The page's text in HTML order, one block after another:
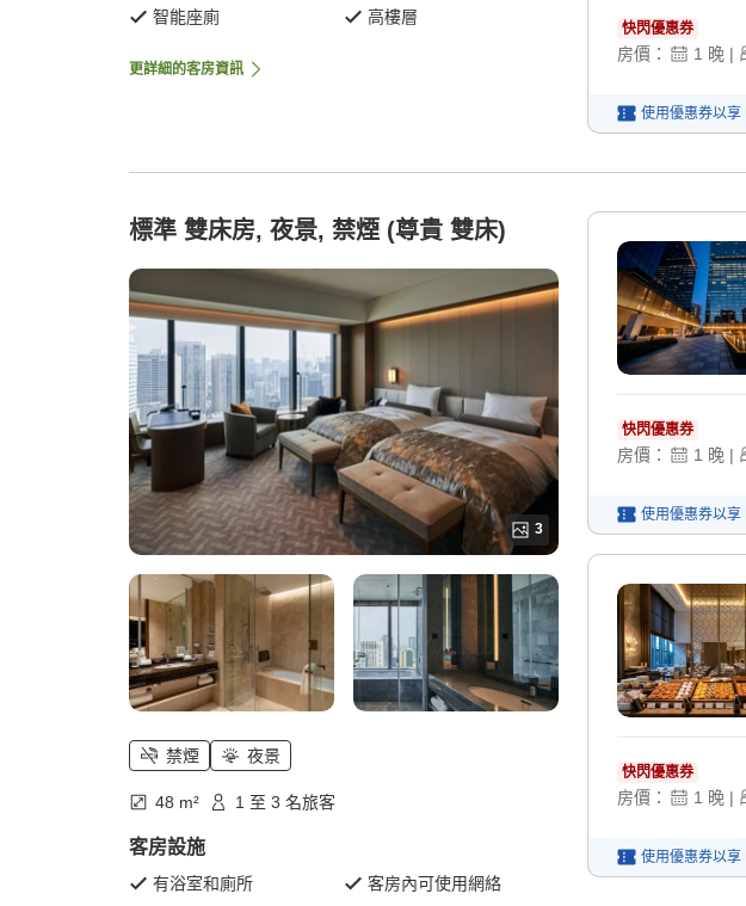
智能座廁
高樓層
更詳細的客房資訊
快閃優惠券
房價： 1 晚 |
使用優惠券以享
標準 雙床房, 夜景, 禁煙 (尊貴 雙床)
3
禁煙 夜景
48 m² 1 至 3 名旅客
客房設施
有浴室和廁所
客房內可使用網絡
快閃優惠券
房價： 1 晚 |
使用優惠券以享
快閃優惠券
房價： 1 晚 |
使用優惠券以享